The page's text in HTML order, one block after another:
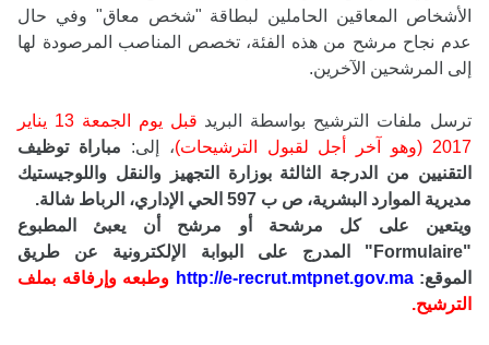
الأشخاص المعاقين الحاملين لبطاقة "شخص معاق" وفي حال
عدم نجاح مرشح من هذه الفئة، تخصص المناصب المرصودة لها
إلى المرشحين الآخرين.
ترسل ملفات الترشيح بواسطة البريد
قبل يوم الجمعة 13 يناير
2017 (وهو آخر أجل لقبول الترشيحات)
، إلى: مباراة توظيف
التقنيين من الدرجة الثالثة بوزارة التجهيز والنقل واللوجيستيك
مديرية الموارد البشرية، ص ب 597 الحي الإداري، الرباط شالة.
ويتعين على كل مرشحة أو مرشح أن يعبئ المطبوع
"Formulaire" المدرج على البوابة الإلكترونية عن طريق
الموقع:http://e-recrut.mtpnet.gov.ma وطبعه وإرفاقه بملف
الترشيح.